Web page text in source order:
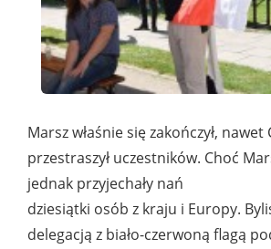
Marsz właśnie się zakończył, nawet
przestraszył uczestników. Choć
jednak przyjechały nań
dziesiątki osób z kraju i Europy.
delegacją z biało-czerwoną flagą